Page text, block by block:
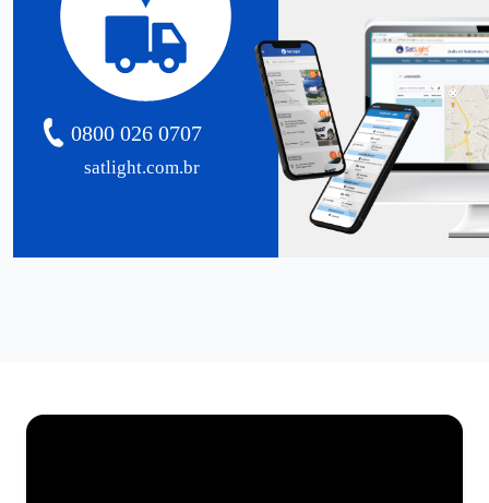
satlight.com.br
0800 026 0707